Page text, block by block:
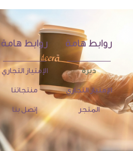
روابط هامة
ديرة
الإمتياز التجاري
المتجر
روابط هامة
الإمتياز التجاري
منتجاتنا
إتصل بنا